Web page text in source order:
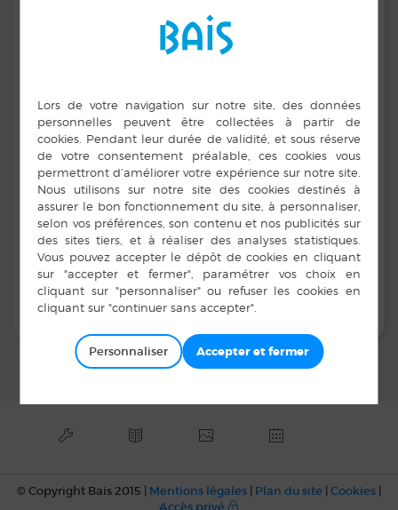
Accompagnement des familles qui
Adresse :
Contacts :
07 81 61 32 13
marionlannoy.mediation35@gmail.com
Marion LANNOY 1
© Copyright Bais 2015 | Mentions légales | Plan du site | Cookies |
Personnaliser